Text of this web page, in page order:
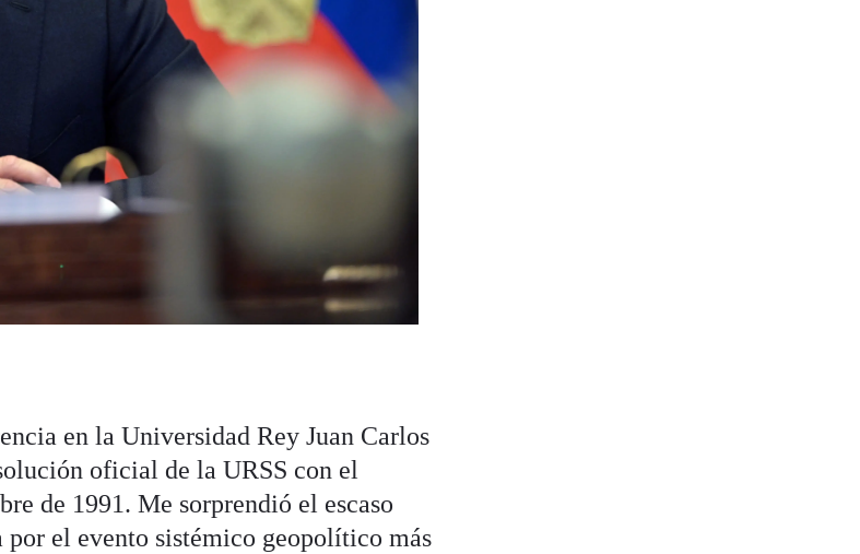
en la Universidad Rey Juan Carlos
oficial de la URSS con el
de 1991. Me sorprendió el escaso
por el evento sistémico geopolítico más